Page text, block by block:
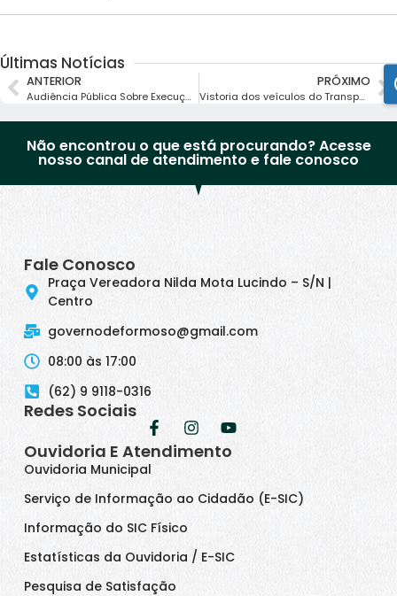
Últimas Notícias
ANTERIOR
Audiência Pública Sobre Execução dos Recursos da Lei Aldir Blanc
PRÓXIMO
Vistoria dos veículos do Transporte Escolar do Município de Formoso
Não encontrou o que está procurando? Acesse
nosso canal de atendimento e fale conosco
Fale Conosco
Praça Vereadora Nilda Mota Lucindo – S/N |
Centro
governodeformoso@gmail.com
08:00 às 17:00
(62) 9 9118-0316
Redes Sociais
Ouvidoria E Atendimento
Ouvidoria Municipal
Serviço de Informação ao Cidadão (E-SIC)
Informação do SIC Físico
Estatísticas da Ouvidoria / E-SIC
Pesquisa de Satisfação